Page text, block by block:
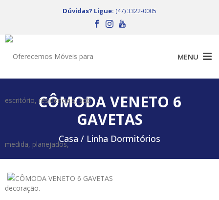
Dúvidas? Ligue: (47) 3322-0005
CÔMODA VENETO 6
GAVETAS
Casa / Linha Dormitórios